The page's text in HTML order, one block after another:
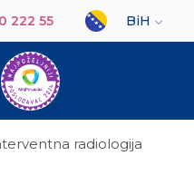
222 55
Select your
BiH
radiologija